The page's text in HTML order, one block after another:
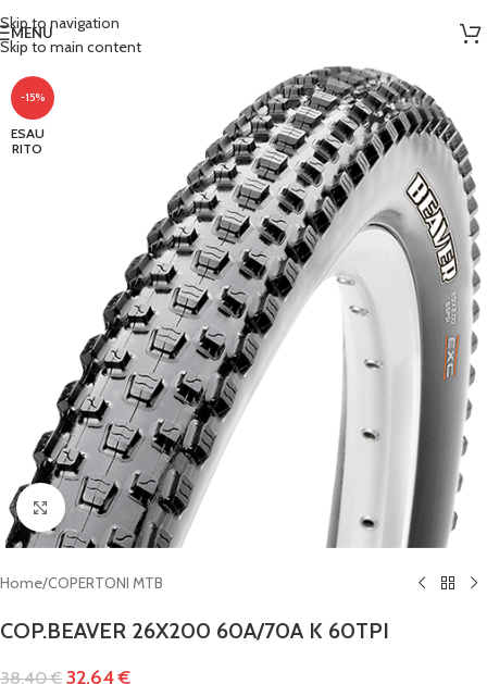
Skip to navigation
Skip to main content
MENU
-15%
ESAU
RITO
Clicca per ingrandire
Home/COPERTONI MTB
COP.BEAVER 26X200 60A/70A K 60TPI
38,40€ 32,64€